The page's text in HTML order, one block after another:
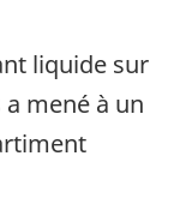
liquide sur
mené à un